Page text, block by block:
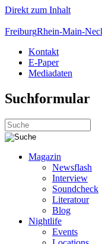
Direkt zum Inhalt
FreiburgRhein-Main-
Kontakt
E-Paper
Mediadaten
Suchformular
Magazin
Newsflash
Interview
Soundcheck
Literatour
Blog
Nightlife
Events